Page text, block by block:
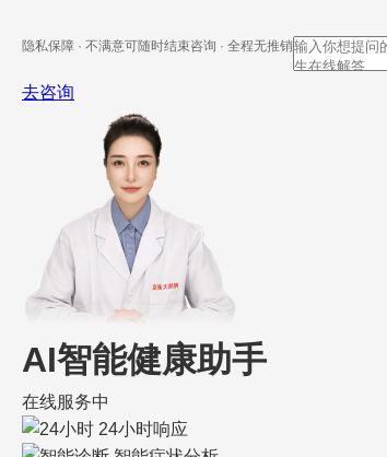
隐私保障 · 不满意可随时结束咨询 · 全程无推销
去咨询
AI智能健康助手
在线服务中
24小时响应